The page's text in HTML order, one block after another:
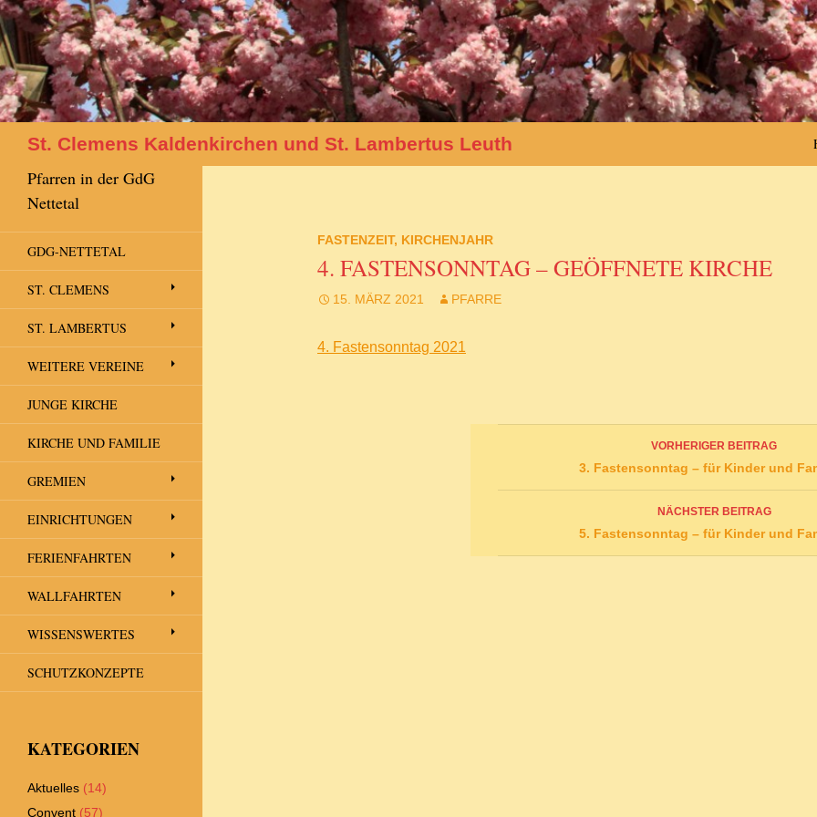
St. Clemens Kaldenkirchen und St. Lambertus Leuth
FASTENZEIT, KIRCHENJAHR
4. FASTENSONNTAG – GEÖFFNETE KIRCHE
15. MÄRZ 2021 PFARRE
4. Fastensonntag 2021
Navigation
VORHERIGER BEITRAG
3. Fastensonntag – für Kinder und
NÄCHSTER BEITRAG
5. Fastensonntag – für Kinder und
Pfarren in der GdG
Nettetal
GDG-NETTETAL
ST. CLEMENS
ST. LAMBERTUS
WEITERE VEREINE
JUNGE KIRCHE
KIRCHE UND FAMILIE
GREMIEN
EINRICHTUNGEN
FERIENFAHRTEN
WALLFAHRTEN
WISSENSWERTES
SCHUTZKONZEPTE
KATEGORIEN
Aktuelles (14)
Convent (57)